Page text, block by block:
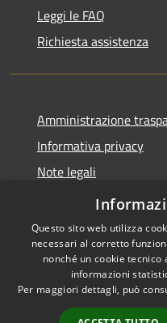
Leggi le FAQ
Richiesta assistenza
Amministrazione
Informativa privacy
Note legali
Dichiarazione di
Accessibilità
Questo sito web utilizza
necessari al corretto
nonché un cookie
informazioni
Per maggiori dettagli, può